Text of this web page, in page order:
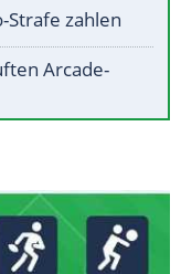
Strafe zahlen
Arcade-